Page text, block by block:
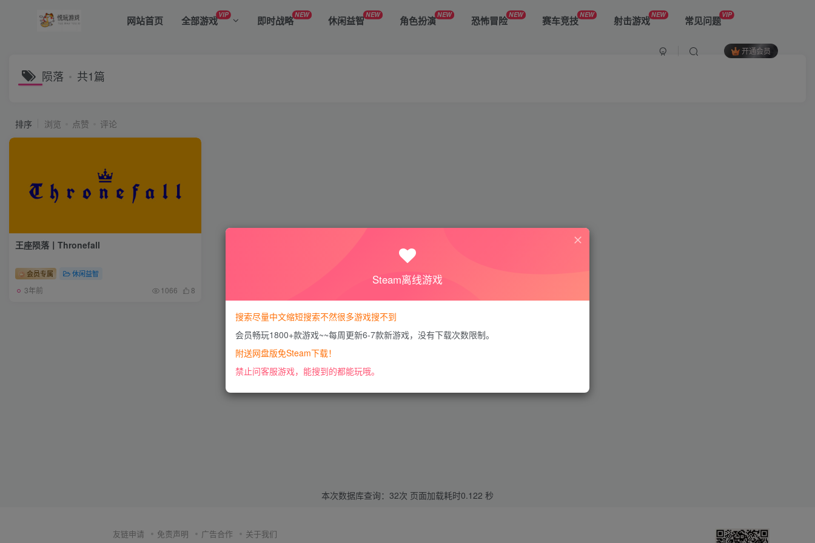
网站首页 全部游戏VIP 即时战略NEW 休闲益智NEW 角色扮演NEW 恐怖冒险NEW 赛车竞技NEW 射击游戏NEW 常见问题VIP
开通会员
陨落 共1篇
排序 浏览 点赞 评论
王座陨落丨Thronefall
会员专属 休闲益智
3年前 1066 8
本次数据库查询：32次 页面加载耗时0.122 秒
友链申请 免责声明 广告合作 关于我们
Steam离线游戏
搜索尽量中文缩短搜索不然很多游戏搜不到
会员畅玩1800+款游戏~~每周更新6-7款新游戏，没有下载次数限制。
附送网盘版免Steam下载！
禁止问客服游戏，能搜到的都能玩哦。